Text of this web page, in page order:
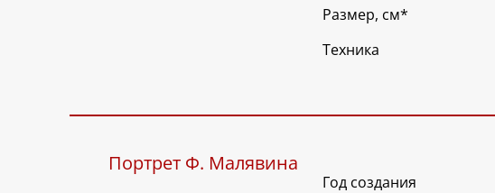
Размер, см*
Техника
Портрет Ф. Малявина
Год создания